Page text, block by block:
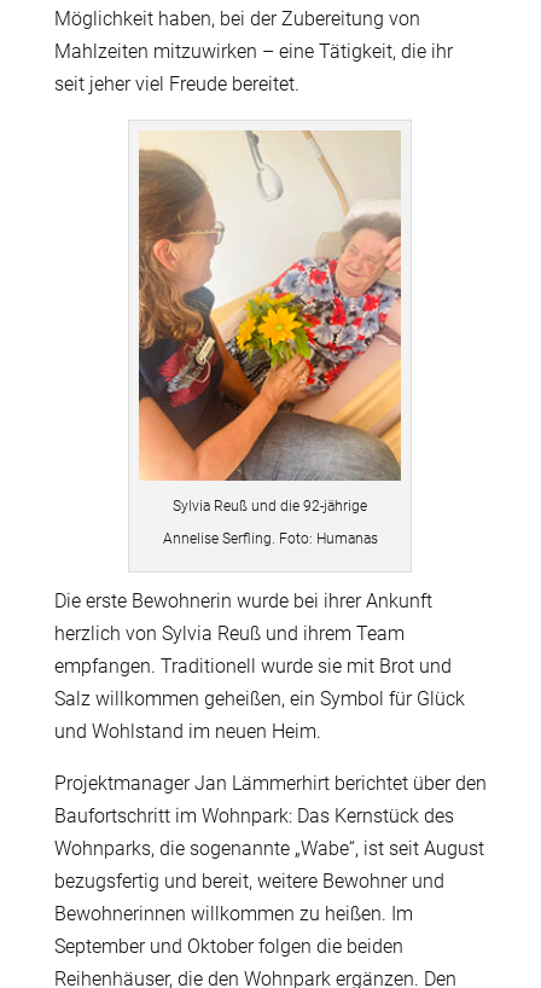
Möglichkeit haben, bei der Zubereitung von
Mahlzeiten mitzuwirken – eine Tätigkeit, die ihr
seit jeher viel Freude bereitet.
Sylvia Reuß und die 92-jährige
Annelise Serfling. Foto: Humanas
Die erste Bewohnerin wurde bei ihrer Ankunft
herzlich von Sylvia Reuß und ihrem Team
empfangen. Traditionell wurde sie mit Brot und
Salz willkommen geheißen, ein Symbol für Glück
und Wohlstand im neuen Heim.
Projektmanager Jan Lämmerhirt berichtet über den
Baufortschritt im Wohnpark: Das Kernstück des
Wohnparks, die sogenannte „Wabe“, ist seit August
bezugsfertig und bereit, weitere Bewohner und
Bewohnerinnen willkommen zu heißen. Im
September und Oktober folgen die beiden
Reihenhäuser, die den Wohnpark ergänzen. Den